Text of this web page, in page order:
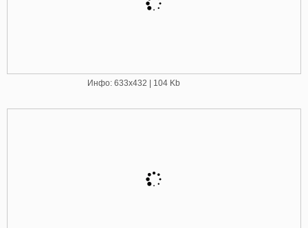
Инфо: 633х432 | 104 Kb